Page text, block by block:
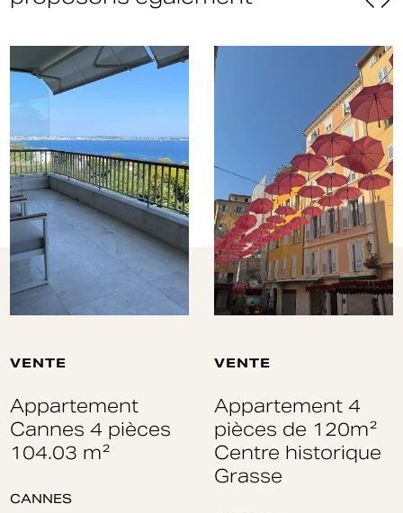
VENTE
Appartement
Cannes 4 pièces
104.03 m²
CANNES
VENTE
Appartement 4
pièces de 120m²
Centre historique
Grasse